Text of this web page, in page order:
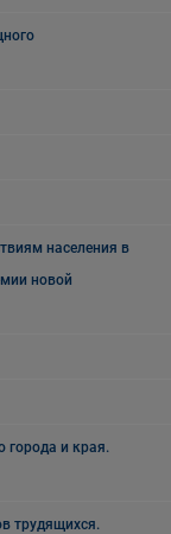
населения в
новой
города и края.
трудящихся.